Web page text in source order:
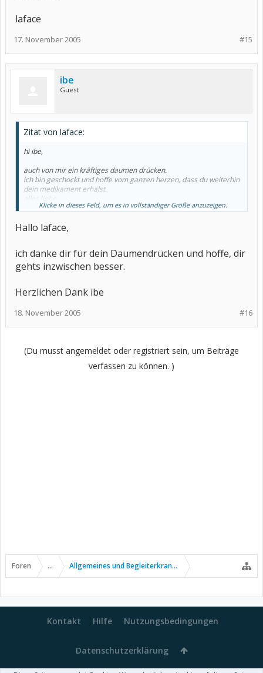
laface
#15
17. November 2005
ibe
Guest
Zitat von laface:
hi ibe,
auch von mir ein kräftiges daumen drücken.
ich bin geschockt und hoffe vom ganzen herzen, dass du weiterhin
dein medikament erhälst.
alles liebe.
Klicke in dieses Feld, um es in vollständiger Größe anzuzeigen.
Hallo laface,
ich danke dir für dein Daumendrücken und hoffe, dir
gehts inzwischen besser.
Herzlichen Dank ibe
#16
18. November 2005
(Du musst angemeldet oder registriert sein, um Beiträge
verfassen zu können. )
Foren ... Allgemeines und Begleiterkrankungen
Kontakt Hilfe Nutzungsbedingungen
Datenschutzerklärung